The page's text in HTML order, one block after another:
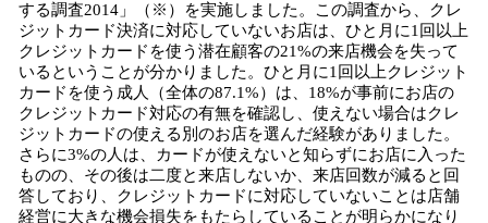
する調査2014」（※）を実施しました。この調査から、クレ
ジットカード決済に対応していないお店は、ひと月に1回以上
クレジットカードを使う潜在顧客の21%の来店機会を失って
いるということが分かりました。ひと月に1回以上クレジット
カードを使う成人（全体の87.1%）は、18%が事前にお店の
クレジットカード対応の有無を確認し、使えない場合はクレ
ジットカードの使える別のお店を選んだ経験がありました。
さらに3%の人は、カードが使えないと知らずにお店に入った
ものの、その後は二度と来店しないか、来店回数が減ると回
答しており、クレジットカードに対応していないことは店舗
経営に大きな機会損失をもたらしていることが明らかになり